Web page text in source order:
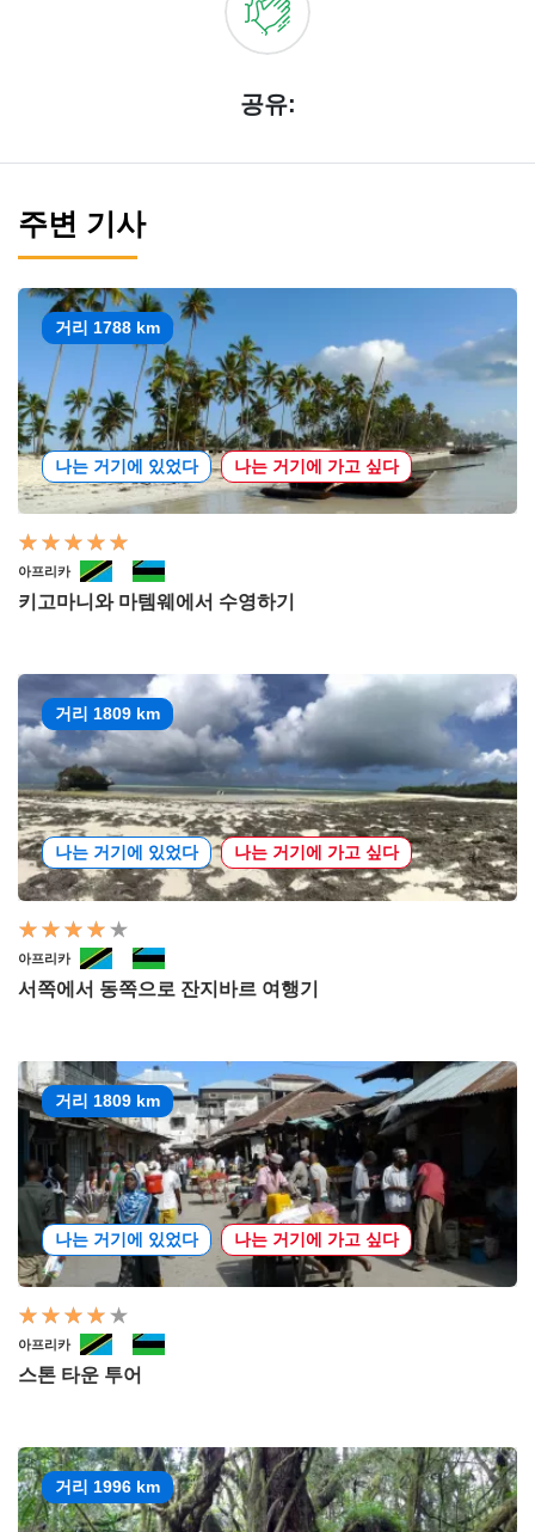
공유:
주변 기사
거리 1788 km
나는 거기에 있었다 나는 거기에 가고 싶다
아프리카
키고마니와 마템웨에서 수영하기
거리 1809 km
나는 거기에 있었다 나는 거기에 가고 싶다
아프리카
서쪽에서 동쪽으로 잔지바르 여행기
거리 1809 km
나는 거기에 있었다 나는 거기에 가고 싶다
아프리카
스톤 타운 투어
거리 1996 km